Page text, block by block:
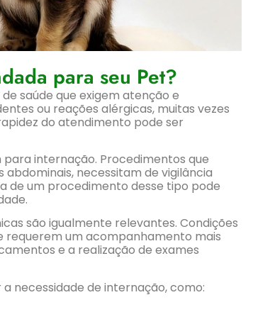
para seu Pet?
saúde que exigem atenção e
ou reações alérgicas, muitas vezes
do atendimento pode ser
internação. Procedimentos que
necessitam de vigilância
de um procedimento desse tipo pode
são igualmente relevantes. Condições
um acompanhamento mais
e a realização de exames
necessidade de internação, como: